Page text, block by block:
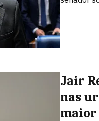
Jair
nas
maior